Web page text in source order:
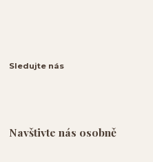
Sledujte nás
Navštivte nás osobně